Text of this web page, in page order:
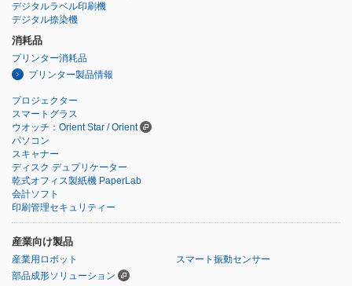
デジタルラベル印刷機
デジタル捺染機
消耗品
プリンター消耗品
プリンター製品情報
プロジェクター
スマートグラス
ウオッチ：Orient Star / Orient
パソコン
スキャナー
ディスク デュプリケーター
乾式オフィス製紙機 PaperLab
会計ソフト
印刷管理セキュリティー
産業向け製品
産業用ロボット
スマート振動センサー
部品成形ソリューション